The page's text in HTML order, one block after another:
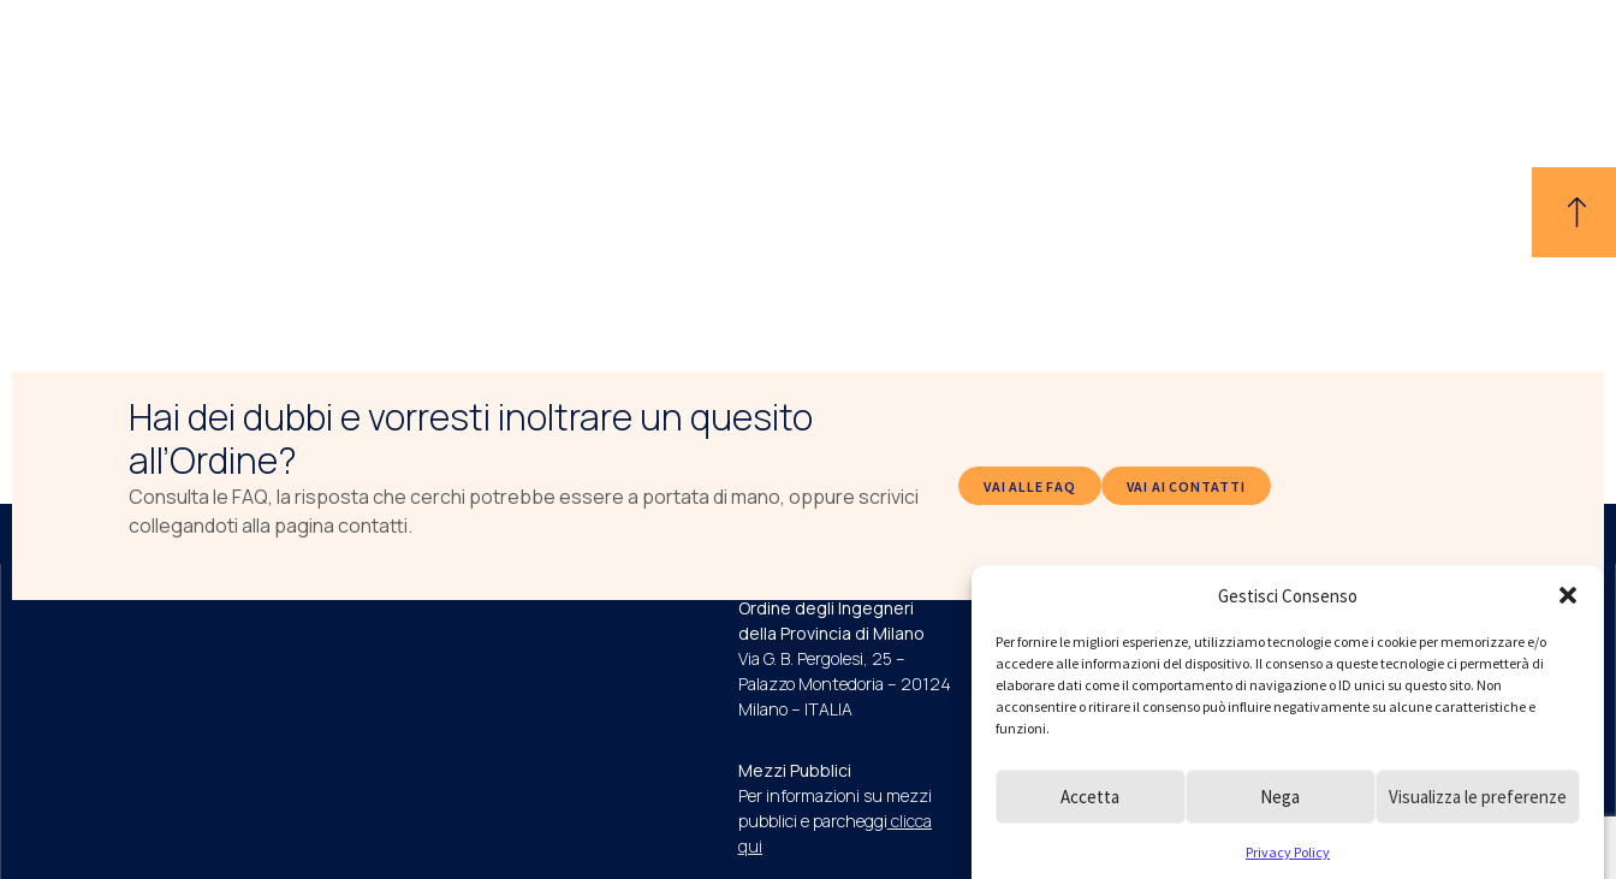
Gestisci Consenso
Per fornire le migliori esperienze, utilizziamo tecnologie come i cookie per memorizzare e/o
accedere alle informazioni del dispositivo. Il consenso a queste tecnologie ci permetterà di
elaborare dati come il comportamento di navigazione o ID unici su questo sito. Non
acconsentire o ritirare il consenso può influire negativamente su alcune caratteristiche e
funzioni.
Accetta Nega Visualizza le preferenze
Privacy Policy
Hai dei dubbi e vorresti inoltrare un quesito
all’Ordine?
Consulta le FAQ, la risposta che cerchi potrebbe essere a portata di mano, oppure scrivici
collegandoti alla pagina contatti.
VAI ALLE FAQ VAI AI CONTATTI
Ordine degli Ingegneri
della Provincia di Milano
Via G. B. Pergolesi, 25 –
Palazzo Montedoria – 20124
Milano – ITALIA
Mezzi Pubblici
Per informazioni su mezzi
pubblici e parcheggi clicca
qui
Tel: 02 76003731 r.a.
Segreteria
Lunedì, Martedì,
17:00 con
appuntamento
Mercoledì dalle 08:30
Tel: 02.83420200
Segreteria
Lunedì, Martedì, Giovedì
Mercoledì 10,00 – 13.00 e
15.00 – 17.30
su appuntamento